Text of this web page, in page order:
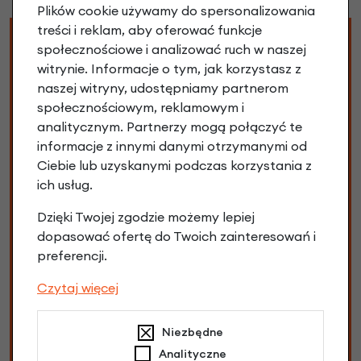
Specyfikacja Podwójna
sakwa rowerowa Cortina
Jaipur AVS
System mocowania: AVS
Szybki montaż:
Każdy producent zastrzega możliwość lekkiej zmiany
specyfikacji, materiałów oraz wyposażenia bez
uwzględnione w specyfikacji oraz na zdjęciach. W
związku z tym dostarczony do Ciebie rower może
różnić się niektórymi częściami. Nie stanowi to wady i
nie wpływa to na funkcjonalność techniczną roweru.
Plików cookie używamy do spersonalizowania
treści i reklam, aby oferować funkcje
społecznościowe i analizować ruch w naszej
witrynie. Informacje o tym, jak korzystasz z
naszej witryny, udostępniamy partnerom
społecznościowym, reklamowym i
analitycznym. Partnerzy mogą połączyć te
informacje z innymi danymi otrzymanymi od
Ciebie lub uzyskanymi podczas korzystania z
ich usług.
Dzięki Twojej zgodzie możemy lepiej
dopasować ofertę do Twoich zainteresowań i
preferencji.
Czytaj więcej
Niezbędne
Analityczne